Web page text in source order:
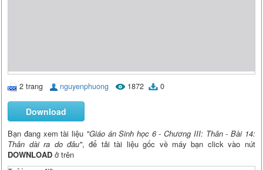
2 trang nguyenphuong 1872 0
Download
Bạn đang xem tài liệu "Giáo án Sinh học 6 - Chương III: Thân - Bài 14:
Thân dài ra do đâu", để tải tài liệu gốc về máy bạn click vào nút
DOWNLOAD ở trên